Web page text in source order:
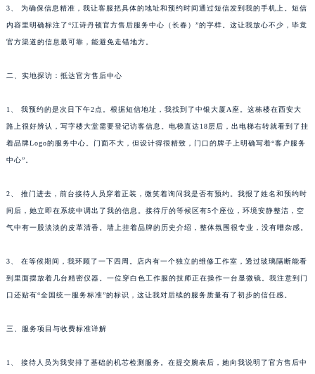
3、 为确保信息精准，我让客服把具体的地址和预约时间通过短信发到我的手机上。短信
内容里明确标注了“江诗丹顿官方售后服务中心（长春）”的字样。这让我放心不少，毕竟
官方渠道的信息最可靠，能避免走错地方。
二、实地探访：抵达官方售后中心
1、 我预约的是次日下午2点。根据短信地址，我找到了中银大厦A座。这栋楼在西安大
路上很好辨认，写字楼大堂需要登记访客信息。电梯直达18层后，出电梯右转就看到了挂
着品牌Logo的服务中心。门面不大，但设计得很精致，门口的牌子上明确写着“客户服务
中心”。
2、 推门进去，前台接待人员穿着正装，微笑着询问我是否有预约。我报了姓名和预约时
间后，她立即在系统中调出了我的信息。接待厅的等候区有5个座位，环境安静整洁，空
气中有一股淡淡的皮革清香。墙上挂着品牌的历史介绍，整体氛围很专业，没有嘈杂感。
3、 在等候期间，我环顾了一下四周。店内有一个独立的维修工作室，透过玻璃隔断能看
到里面摆放着几台精密仪器。一位穿白色工作服的技师正在操作一台显微镜。我注意到门
口还贴有“全国统一服务标准”的标识，这让我对后续的服务质量有了初步的信任感。
三、服务项目与收费标准详解
1、 接待人员为我安排了基础的机芯检测服务。在提交腕表后，她向我说明了官方售后中